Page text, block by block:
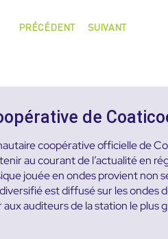
PRÉCÉDENT SUIVANT
de
coopérative officielle de
au courant de l’actualité en
jouée en ondes provient non
est diffusé sur les ondes
auditeurs de la station le plus